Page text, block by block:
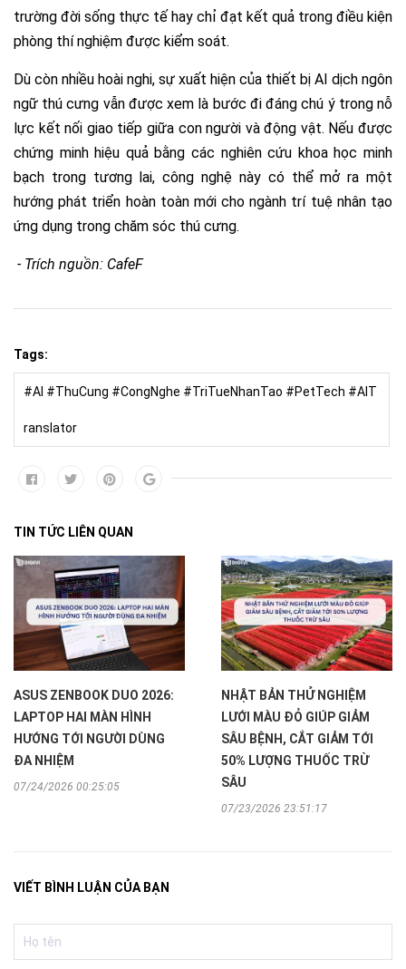
trường đời sống thực tế hay chỉ đạt kết quả trong điều kiện
phòng thí nghiệm được kiểm soát.
Dù còn nhiều hoài nghi, sự xuất hiện của thiết bị AI dịch ngôn
ngữ thú cưng vẫn được xem là bước đi đáng chú ý trong nỗ
lực kết nối giao tiếp giữa con người và động vật. Nếu được
chứng minh hiệu quả bằng các nghiên cứu khoa học minh
bạch trong tương lai, công nghệ này có thể mở ra một
hướng phát triển hoàn toàn mới cho ngành trí tuệ nhân tạo
ứng dụng trong chăm sóc thú cưng.
- Trích nguồn: CafeF
Tags:
#AI #ThuCung #CongNghe #TriTueNhanTao #PetTech #AIT
ranslator
TIN TỨC LIÊN QUAN
ASUS ZENBOOK DUO 2026:
LAPTOP HAI MÀN HÌNH
HƯỚNG TỚI NGƯỜI DÙNG
ĐA NHIỆM
07/24/2026 00:25:05
NHẬT BẢN THỬ NGHIỆM
LƯỚI MÀU ĐỎ GIÚP GIẢM
SÂU BỆNH, CẮT GIẢM TỚI
50% LƯỢNG THUỐC TRỪ
SÂU
07/23/2026 23:51:17
VIẾT BÌNH LUẬN CỦA BẠN